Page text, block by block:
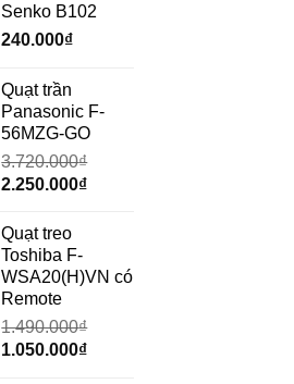
Senko B102
240.000₫
Quạt trần
Panasonic F-
56MZG-GO
3.720.000₫
Giá
là:
3.720.000₫.
2.250.000₫Giá
2.250.000₫.
Quạt treo
Toshiba F-
WSA20(H)VN có
Remote
1.490.000₫
Giá
1.050.000₫Giá